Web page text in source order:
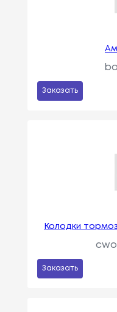
Заказать
Колодки
Заказать